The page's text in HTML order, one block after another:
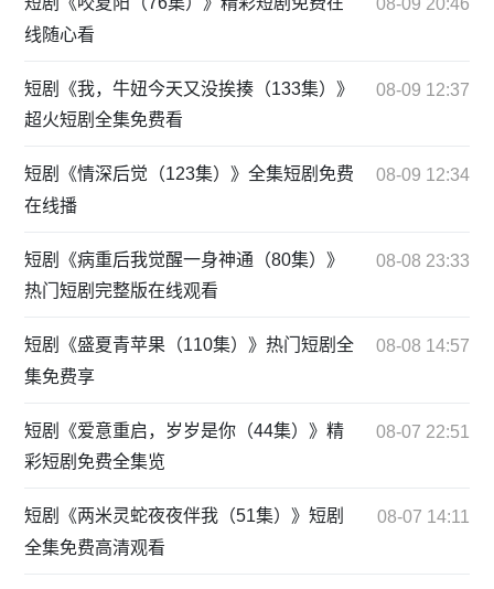
线随心看
08-09 20:46
短剧《我，牛妞今天又没挨揍（133集）》
超火短剧全集免费看
08-09 12:37
短剧《情深后觉（123集）》全集短剧免费
在线播
08-09 12:34
短剧《病重后我觉醒一身神通（80集）》
热门短剧完整版在线观看
08-08 23:33
短剧《盛夏青苹果（110集）》热门短剧全
集免费享
08-08 14:57
短剧《爱意重启，岁岁是你（44集）》精
彩短剧免费全集览
08-07 22:51
短剧《两米灵蛇夜夜伴我（51集）》短剧
全集免费高清观看
08-07 14:11